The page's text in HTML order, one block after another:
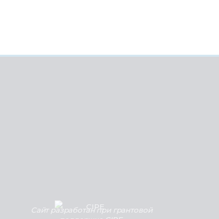
Сайт разработан при грантовой